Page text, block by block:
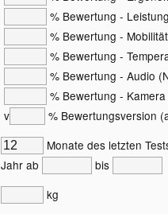
% Bewertung - Leistung
% Bewertung - Mobilität
% Bewertung -
% Bewertung - Audio
% Bewertung -
v
% Bewertungsversion
Monate des letzten
Jahr ab
bis
kg